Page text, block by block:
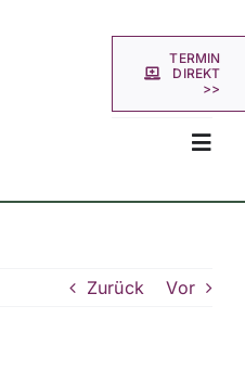
TERMIN
DIREKT
>>
Zurück Vor